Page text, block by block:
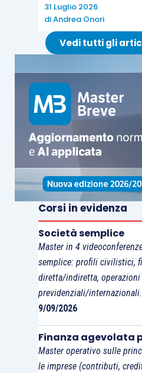
31 Luglio 2026
diAndrea Onori
Vedi tutti gli
Corsi in evidenza
Società semplice
Master in 4
semplice: profili civilistici,
diretta/indiretta,
previdenziali/internazionali.
9/09/2026
Finanza agevolata
Master operativo sulle
le imprese (contributi,